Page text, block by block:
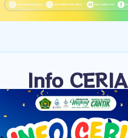
Info CERIA